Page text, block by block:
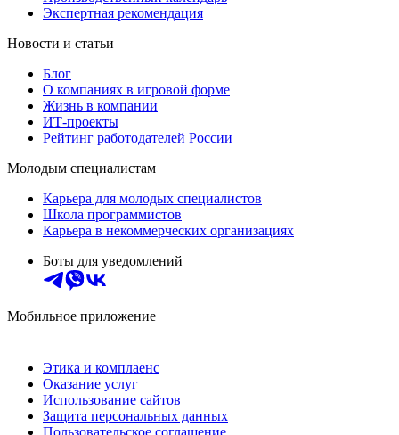
Экспертная рекомендация
Новости и статьи
Блог
О компаниях в игровой форме
Жизнь в компании
ИТ-проекты
Рейтинг работодателей России
Молодым специалистам
Карьера для молодых специалистов
Школа программистов
Карьера в некоммерческих организациях
Боты для уведомлений
Мобильное приложение
Этика и комплаенс
Оказание услуг
Использование сайтов
Защита персональных данных